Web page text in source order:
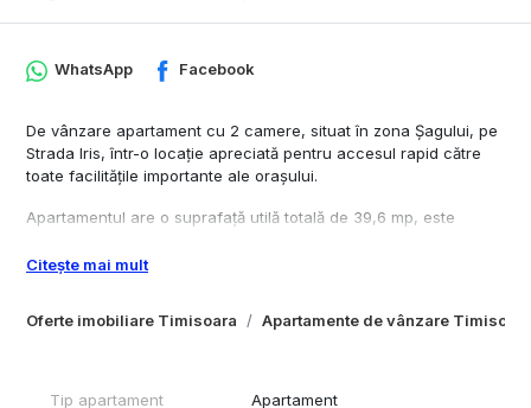
Oferte imobiliare Timisoara Apartamente de vânzare Timisoara
WhatsApp Facebook
De vânzare apartament cu 2 camere, situat în zona Șagului, pe
Strada Iris, într-o locație apreciată pentru accesul rapid către
toate facilitățile importante ale orașului.
Apartamentul are o suprafață utilă totală de 39,6 mp, este
estică, oferind lumină naturală plăcută în prima parte a zilei și o
Compartimentare:
Citește mai mult
Tip apartament Apartament